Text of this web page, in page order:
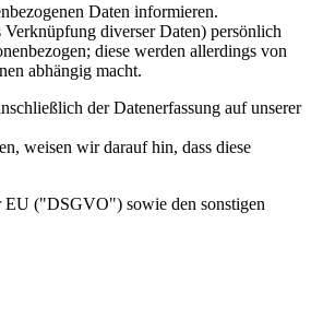
Daten informieren.
diverser Daten) persönlich
diese werden allerdings von
abhängig macht.
der Datenerfassung auf unserer
weisen wir darauf hin, dass diese
EU ("DSGVO") sowie den sonstigen